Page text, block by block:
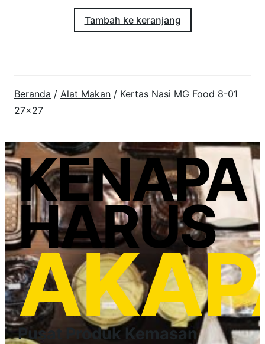
Tambah ke keranjang
Beranda / Alat Makan / Kertas Nasi MG Food 8-01
27×27
KENAPA
HARUS
Pusat Produk Kemasan